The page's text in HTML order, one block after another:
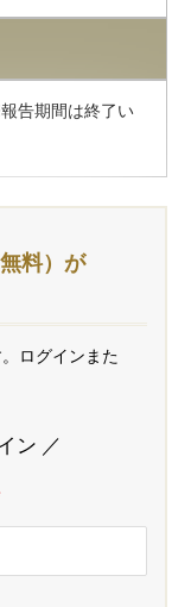
告期間は終了い
料）が
ログインまた
ン ／